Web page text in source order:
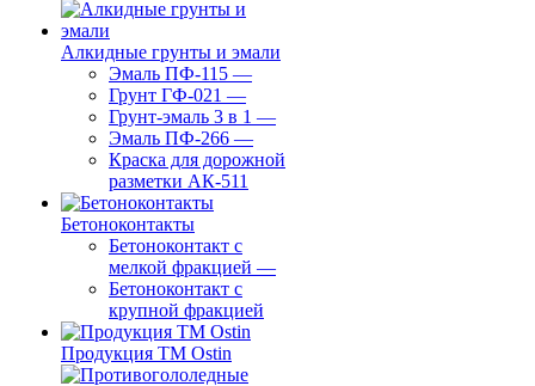
Алкидные грунты и эмали
Эмаль ПФ-115 —
Грунт ГФ-021 —
Грунт-эмаль 3 в 1 —
Эмаль ПФ-266 —
Краска для дорожной
разметки АК-511
Бетоноконтакты
Бетоноконтакт с
мелкой фракцией —
Бетоноконтакт с
крупной фракцией
Продукция ТМ Ostin